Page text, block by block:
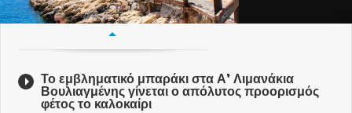
Το εμβληματικό μπαράκι στα Α’ Λιμανάκια
Βουλιαγμένης γίνεται ο απόλυτος προορισμός
φέτος το καλοκαίρι